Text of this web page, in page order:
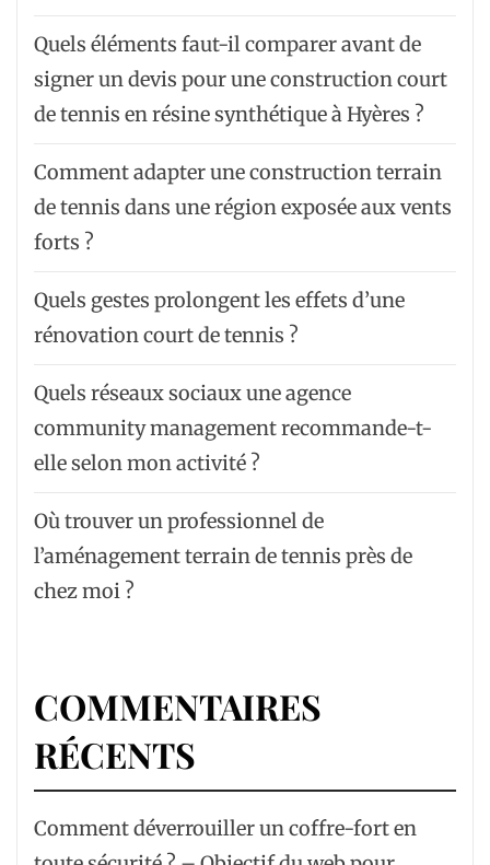
Quels éléments faut-il comparer avant de
signer un devis pour une construction court
de tennis en résine synthétique à Hyères ?
Comment adapter une construction terrain
de tennis dans une région exposée aux vents
forts ?
Quels gestes prolongent les effets d’une
rénovation court de tennis ?
Quels réseaux sociaux une agence
community management recommande-t-
elle selon mon activité ?
Où trouver un professionnel de
l’aménagement terrain de tennis près de
chez moi ?
COMMENTAIRES
RÉCENTS
Comment déverrouiller un coffre-fort en